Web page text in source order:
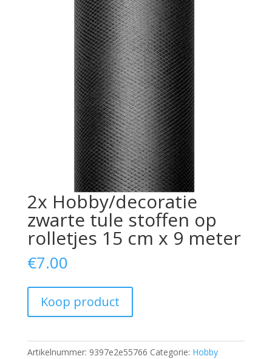
2x Hobby/decoratie
zwarte tule stoffen op
rolletjes 15 cm x 9 meter
€7.00
Koop product
Artikelnummer: 9397e2e55766 Categorie: Hobby